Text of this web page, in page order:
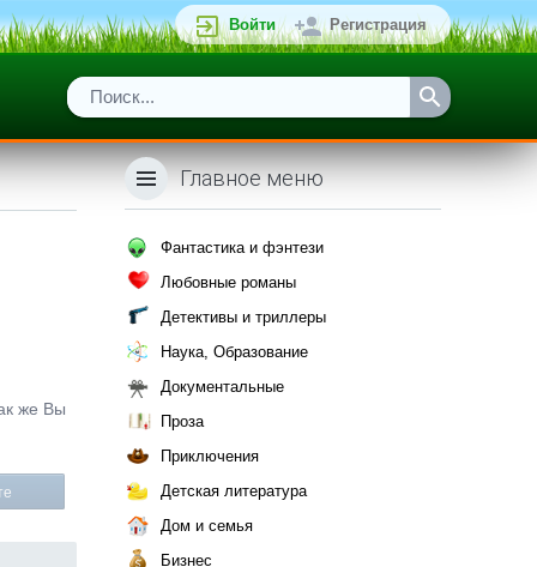
Войти Регистрация
же Вы
Главное меню
Фантастика и фэнтези
Любовные романы
Детективы и триллеры
Наука, Образование
Документальные
Проза
Приключения
Детская литература
Дом и семья
Бизнес